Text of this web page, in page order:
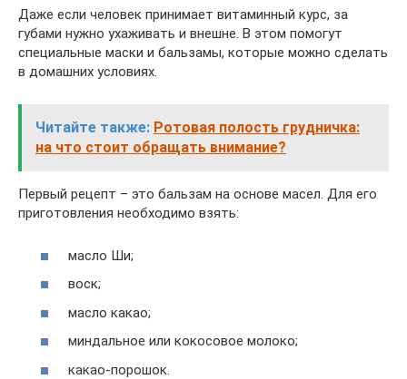
Даже если человек принимает витаминный курс, за
губами нужно ухаживать и внешне. В этом помогут
специальные маски и бальзамы, которые можно сделать
в домашних условиях.
Читайте также: Ротовая полость грудничка:
на что стоит обращать внимание?
Первый рецепт – это бальзам на основе масел. Для его
приготовления необходимо взять:
масло Ши;
воск;
масло какао;
миндальное или кокосовое молоко;
какао-порошок.